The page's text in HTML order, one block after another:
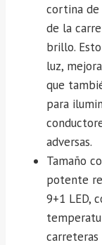
cortina de
de la
brillo.
luz,
que
para
adversas.
Tamaño
potente
9+1 LED,
carreteras